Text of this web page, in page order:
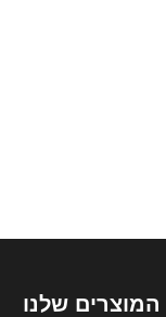
המוצרים שלנו